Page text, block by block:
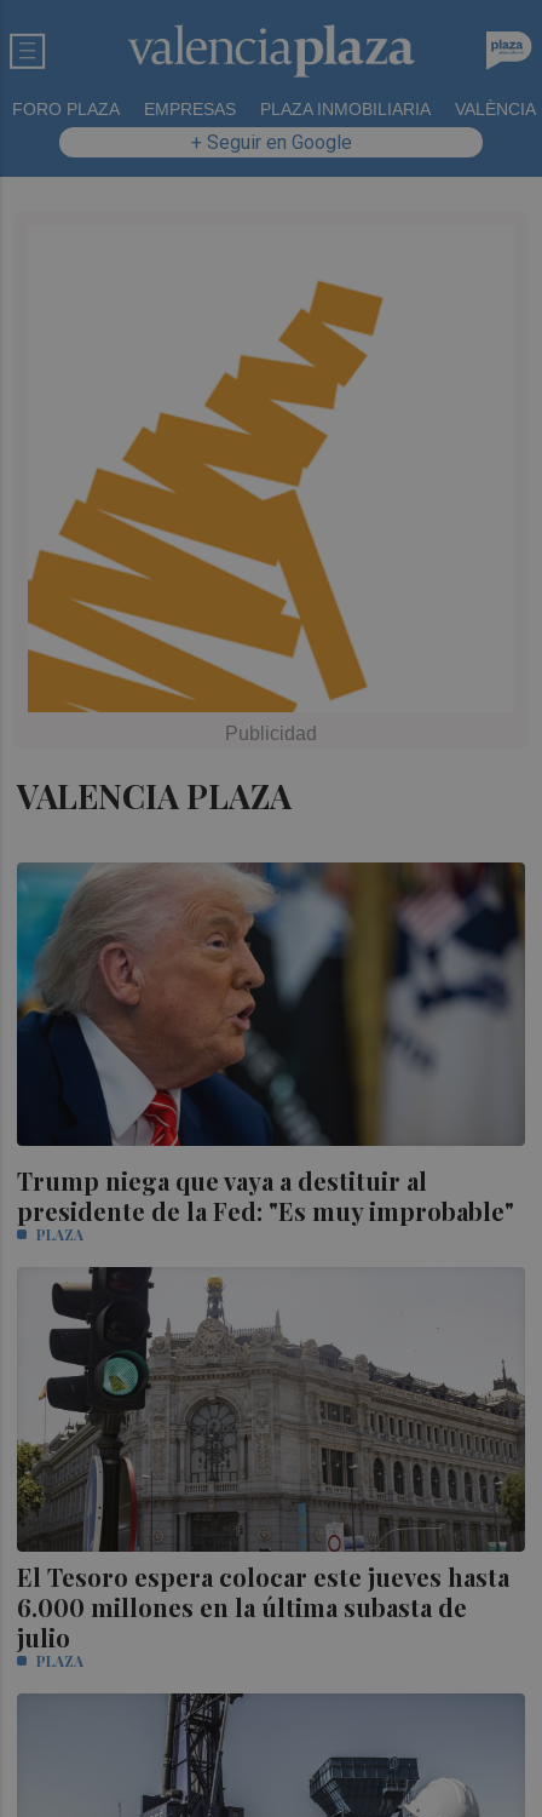
FORO PLAZA EMPRESAS PLAZA INMOBILIARIA VALÈNCIA
+ Seguir en Google
VALENCIA PLAZA
Trump niega que vaya a destituir al
presidente de la Fed: "Es muy improbable"
PLAZA
El Tesoro espera colocar este jueves hasta
6.000 millones en la última subasta de
julio
PLAZA